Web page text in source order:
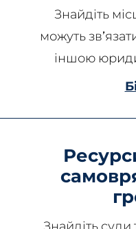
Знайдіть
можуть
іншою
Знайдіть суди